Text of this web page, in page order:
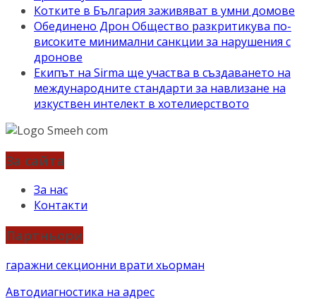
Котките в България заживяват в умни домове
Обединено Дрон Общество разкритикува по-
високите минимални санкции за нарушения с
дронове
Екипът на Sirma ще участва в създаването на
международните стандарти за навлизане на
изкуствен интелект в хотелиерството
За сайта
За нас
Контакти
Партньори
гаражни секционни врати хьорман
Автодиагностика на адрес